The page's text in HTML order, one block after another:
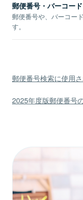
郵便番号・バーコー
郵便番号や、バーコー
す。
郵便番号検索に使用
2025年度版郵便番号